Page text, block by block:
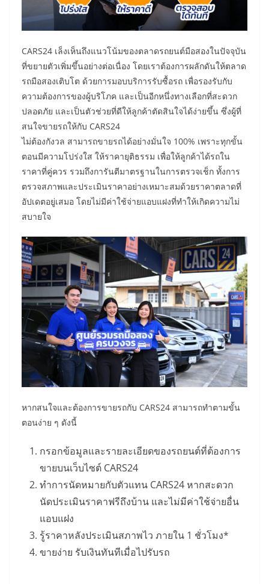
CARS24 เล็งเห็นถึงแนวโน้มของตลาดรถยนต์มือสองในปัจจุบัน
ที่ขยายตัวเพิ่มขึ้นอย่างต่อเนื่อง โดยเราต้องการผลักดันให้ตลาด
รถมือสองเติบโต ด้วยการมอบบริการรับซื้อรถ เพื่อรองรับกับ
ความต้องการของผู้บริโภค และเป็นอีกหนึ่งทางเลือกที่สะดวก
ปลอดภัย และเป็นตัวช่วยที่ดีให้ลูกค้าตัดสินใจได้ง่ายขึ้น ซึ่งผู้ที่
สนใจขายรถให้กับ CARS24
ไม่ต้องกังวล สามารถขายรถได้อย่างมั่นใจ 100% เพราะทุกขั้น
ตอนมีความโปร่งใส ให้ราคายุติธรรม เพื่อให้ลูกค้าได้รถใน
ราคาที่คู่ควร รวมถึงการันตีมาตรฐานในการตรวจเช็ก ทั้งการ
ตรวจสภาพและประเมินราคาอย่างเหมาะสมด้วยราคาตลาดที่
อัปเดตอยู่เสมอ โดยไม่มีค่าใช้จ่ายแอบแฝงที่ทำให้เกิดความไม่
สบายใจ
หากสนใจและต้องการขายรถกับ CARS24 สามารถทำตามขั้น
ตอนง่าย ๆ ดังนี้
กรอกข้อมูลและรายละเอียดของรถยนต์ที่ต้องการ
ขายบนเว็บไซต์ CARS24
ทำการนัดหมายกับตัวแทน CARS24 หากสะดวก
นัดประเมินราคาฟรีถึงบ้าน และไม่มีค่าใช้จ่ายอื่น
แอบแฝง
รู้ราคาหลังประเมินสภาพไว ภายใน 1 ชั่วโมง*
ขายง่าย รับเงินทันทีเมื่อไปรับรถ